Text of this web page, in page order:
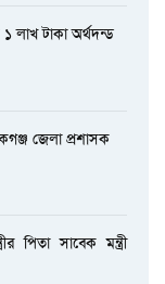
লাখ টাকা অর্থদন্ড
জেলা প্রশাসক
পিতা সাবেক মন্ত্রী